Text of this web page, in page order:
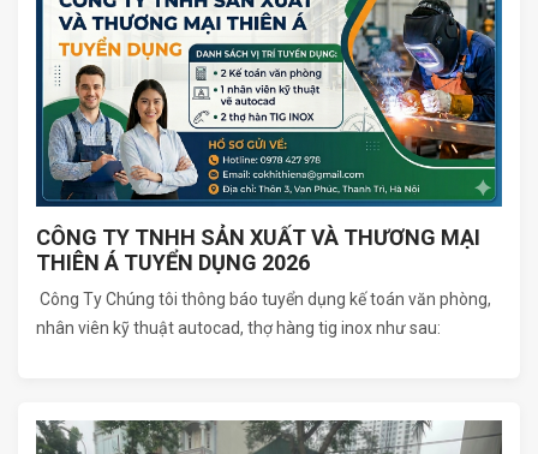
CÔNG TY TNHH SẢN XUẤT VÀ THƯƠNG MẠI
THIÊN Á TUYỂN DỤNG 2026
Công Ty Chúng tôi thông báo tuyển dụng kế toán văn phòng,
nhân viên kỹ thuật autocad, thợ hàng tig inox như sau: